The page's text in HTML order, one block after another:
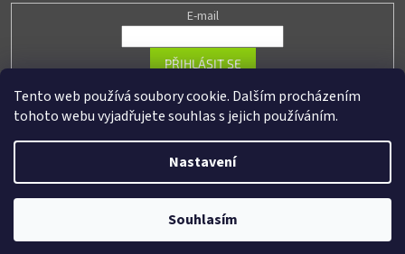
Tento web používá soubory cookie. Dalším procházením
tohoto webu vyjadřujete souhlas s jejich používáním.
Nastavení
Souhlasím
E-mail
PŘIHLÁSIT SE
Vytvořil Shoptet
cookies